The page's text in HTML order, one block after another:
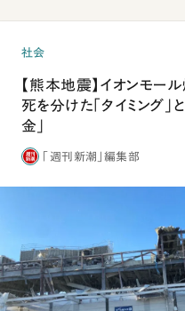
社会
【熊本地震】イオンモー
死を分けた「タイミング」
金」
「週刊新潮」編集部